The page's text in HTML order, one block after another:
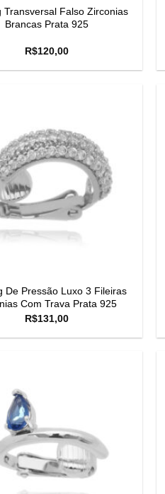
Transversal Falso Zirconias
Brancas Prata 925
R$120,00
De Pressão Luxo 3 Fileiras
Com Trava Prata 925
R$131,00